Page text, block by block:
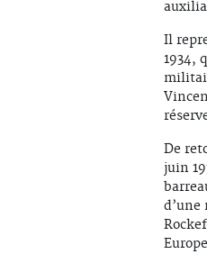
Il
1934,
De
juin